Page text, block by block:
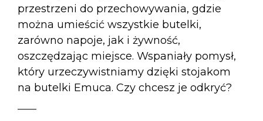
przestrzeni do przechowywania, gdzie
można umieścić wszystkie butelki,
zarówno napoje, jak i żywność,
oszczędzając miejsce. Wspaniały pomysł,
który urzeczywistniamy dzięki stojakom
na butelki Emuca. Czy chcesz je odkryć?